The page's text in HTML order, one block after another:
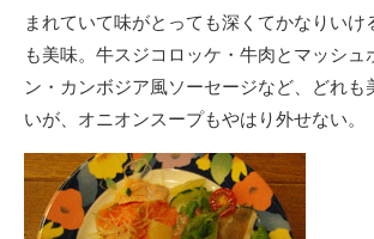
まれていて味がとっても深くてかなりいけ
も美味。牛スジコロッケ・牛肉とマッシュ
ン・カンボジア風ソーセージなど、どれも
いが、オニオンスープもやはり外せない。